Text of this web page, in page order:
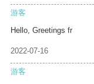
游客
Hello, Greetings fr
2022-07-16
游客